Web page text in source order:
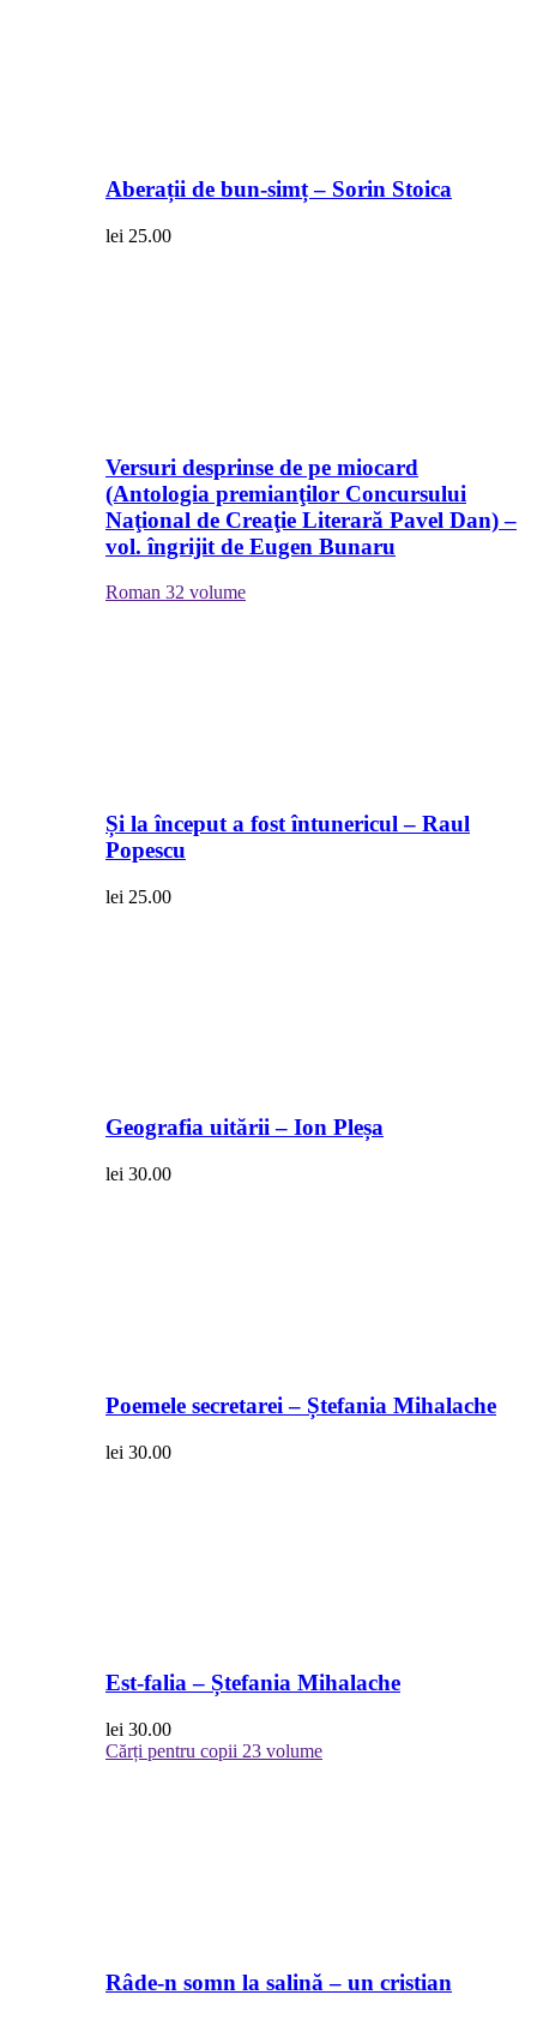
Aberații de bun-simț – Sorin Stoica
lei 25.00
Versuri desprinse de pe miocard
(Antologia premianţilor Concursului
Naţional de Creaţie Literară Pavel Dan) –
vol. îngrijit de Eugen Bunaru
Roman 32 volume
Și la început a fost întunericul – Raul
Popescu
lei 25.00
Geografia uitării – Ion Pleșa
lei 30.00
Poemele secretarei – Ștefania Mihalache
lei 30.00
Est-falia – Ștefania Mihalache
lei 30.00
Cărți pentru copii 23 volume
Râde-n somn la salină – un cristian